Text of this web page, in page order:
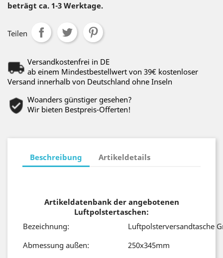
beträgt ca. 1-3 Werktage.
Teilen
Versandkostenfrei in DE
ab einem Mindestbestellwert von 39€ kostenloser
Versand innerhalb von Deutschland ohne Inseln
Woanders günstiger gesehen?
Wir bieten Bestpreis-Offerten!
Beschreibung Artikeldetails
Artikeldatenbank der angebotenen
Luftpolstertaschen:
Bezeichnung:
Luftpolsterversandtasche
Abmessung außen:
250x345mm